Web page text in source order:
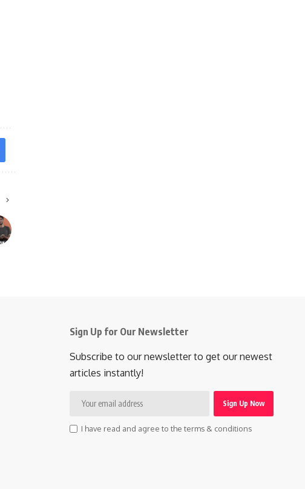
Sign Up for Our Newsletter
Subscribe to our newsletter to get our newest
articles instantly!
I have read and agree to the terms & conditions